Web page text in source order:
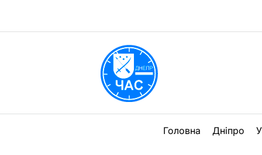
вмісту
Головна
Дніпро